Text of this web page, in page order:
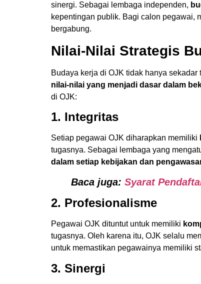
sinergi. Sebagai lembaga independen,
kepentingan publik. Bagi calon pegawai,
bergabung.
Nilai-Nilai Strategis
Budaya kerja di OJK tidak hanya
nilai-nilai yang menjadi dasar dalam
di OJK:
1. Integritas
Setiap pegawai OJK diharapkan memiliki
tugasnya. Sebagai lembaga yang
dalam setiap kebijakan dan
Baca juga: Syarat
2. Profesionalisme
Pegawai OJK dituntut untuk memiliki
tugasnya. Oleh karena itu, OJK selalu
untuk memastikan pegawainya memiliki
3. Sinergi